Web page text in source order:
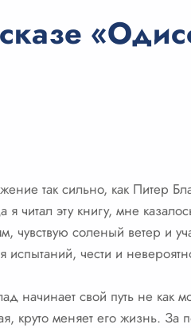
так сильно, как Питер
читал эту книгу, мне
чувствую соленый ветер и
чести и
начинает свой путь не как
круто меняет его жизнь.